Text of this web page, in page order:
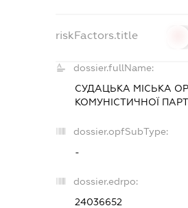
riskFactors.title
dossier.fullName:
СУДАЦЬКА МІСЬКА
КОМУНІСТИЧНОЇ
dossier.opfSubType:
-
dossier.edrpo:
24036652